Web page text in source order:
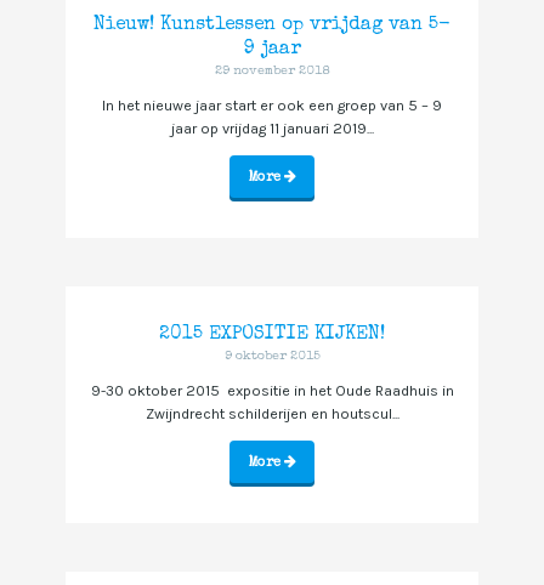
Nieuw! Kunstlessen op vrijdag van 5-
9 jaar
29 november 2018
In het nieuwe jaar start er ook een groep van 5 – 9
jaar op vrijdag 11 januari 2019...
More
2015 EXPOSITIE KIJKEN!
9 oktober 2015
9-30 oktober 2015 expositie in het Oude Raadhuis in
Zwijndrecht schilderijen en houtscul...
More